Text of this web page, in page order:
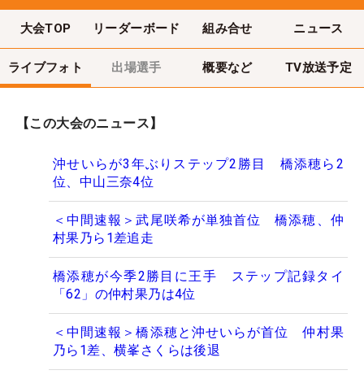
大会TOP リーダーボード 組み合せ ニュース
ライブフォト 出場選手 概要など TV放送予定
【この大会のニュース】
沖せいらが3年ぶりステップ2勝目 橋添穂ら2
位、中山三奈4位
＜中間速報＞武尾咲希が単独首位 橋添穂、仲
村果乃ら1差追走
橋添穂が今季2勝目に王手 ステップ記録タイ
「62」の仲村果乃は4位
＜中間速報＞橋添穂と沖せいらが首位 仲村果
乃ら1差、横峯さくらは後退